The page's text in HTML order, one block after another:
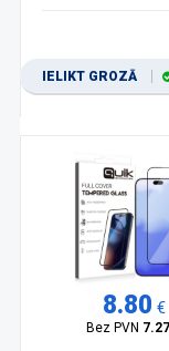
IELIKT GROZĀ
8.80 €
Bez PVN